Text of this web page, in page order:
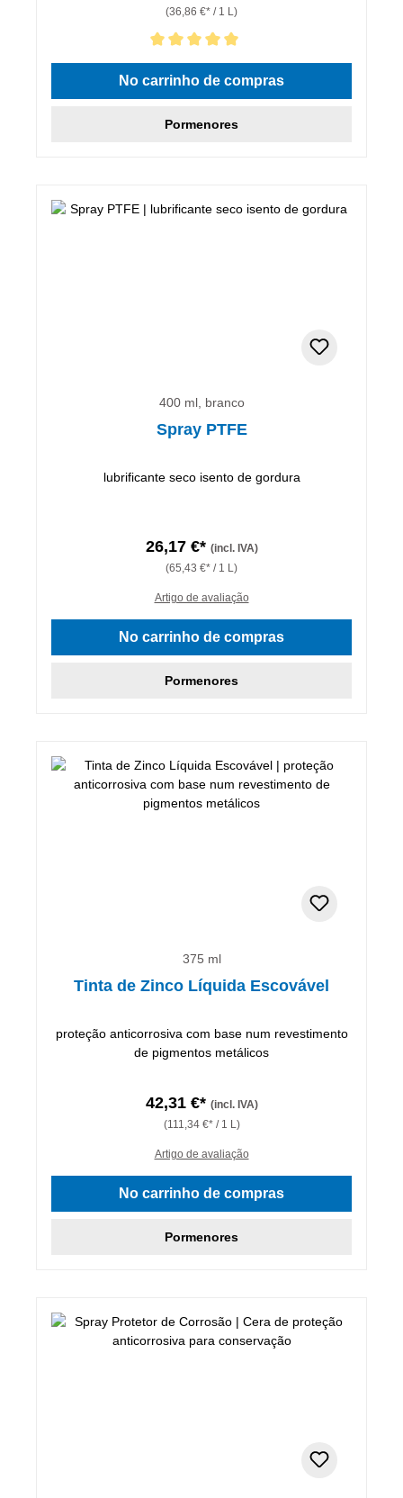
(36,86 €* / 1 L)
Classificação média de 5 de 5 estrelas
No carrinho de compras
Pormenores
400 ml, branco
Spray PTFE
lubrificante seco isento de gordura
26,17 €* (incl. IVA)
(65,43 €* / 1 L)
Artigo de avaliação
No carrinho de compras
Pormenores
375 ml
Tinta de Zinco Líquida Escovável
proteção anticorrosiva com base num revestimento
de pigmentos metálicos
42,31 €* (incl. IVA)
(111,34 €* / 1 L)
Artigo de avaliação
No carrinho de compras
Pormenores